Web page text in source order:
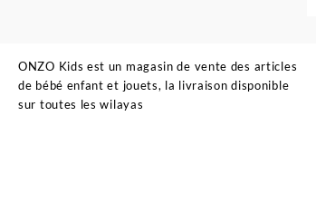
ONZO Kids est un magasin de vente des articles
de bébé enfant et jouets, la livraison disponible
sur toutes les wilayas